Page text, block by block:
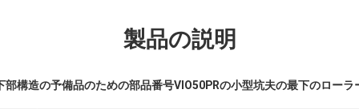
製品の説明
部構造の予備品のための部品番号VIO50PRの小型坑夫の最下のローラ